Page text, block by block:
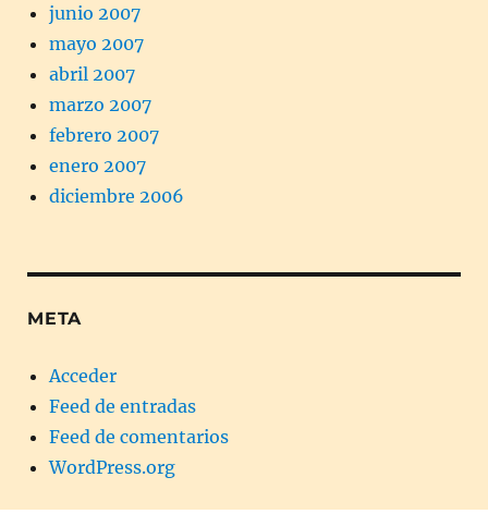
junio 2007
mayo 2007
abril 2007
marzo 2007
febrero 2007
enero 2007
diciembre 2006
META
Acceder
Feed de entradas
Feed de comentarios
WordPress.org